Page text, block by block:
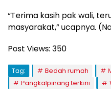
“Terima kasih pak wali,
masyarakat,” ucapnya.
Post Views: 350
Tag: Bedah rumah
Pangkalpinang terkini